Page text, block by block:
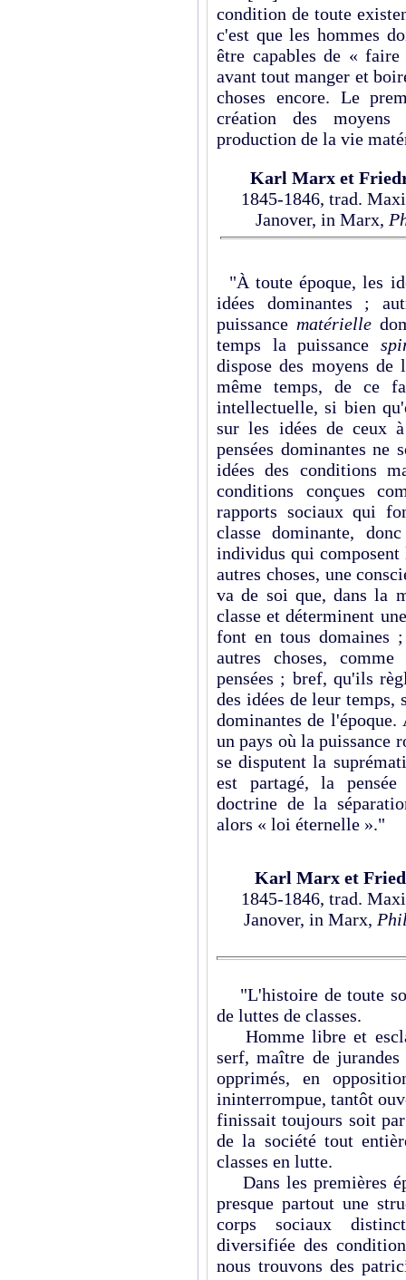
condition de toute
c'est que les hommes
être capables de «
avant tout manger et
choses encore. Le
création des
production de la vie
Karl Marx et
1845-1846, trad.
Janover, in Marx,
"À toute époque, les
idées dominantes ;
puissance matérielle
temps la puissance
dispose des moyens
même temps, de ce
intellectuelle, si bien
sur les idées de ceux
pensées dominantes ne
idées des conditions
conditions conçues
rapports sociaux qui
classe dominante,
individus qui composent
autres choses, une
va de soi que, dans la
classe et déterminent
font en tous domaines
autres choses, comme
pensées ; bref, qu'ils
des idées de leur temps,
dominantes de
un pays où la puissance
se disputent la
est partagé, la
doctrine de la
alors « loi éternelle »."
Karl Marx et
1845-1846, trad.
Janover, in Marx,
"L'histoire de toute
de luttes de classes.
Homme libre et
serf, maître de jurandes
opprimés, en
ininterrompue, tantôt
finissait toujours soit
de la société tout
classes en lutte.
Dans les premières
presque partout une
corps sociaux
diversifiée des
nous trouvons des